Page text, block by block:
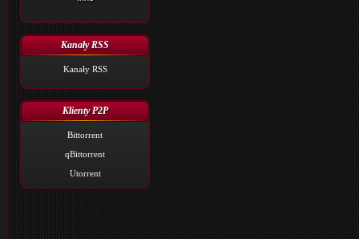
Kanały RSS
Kanały RSS
Klienty P2P
Bittorrent
qBittorrent
Utorrent